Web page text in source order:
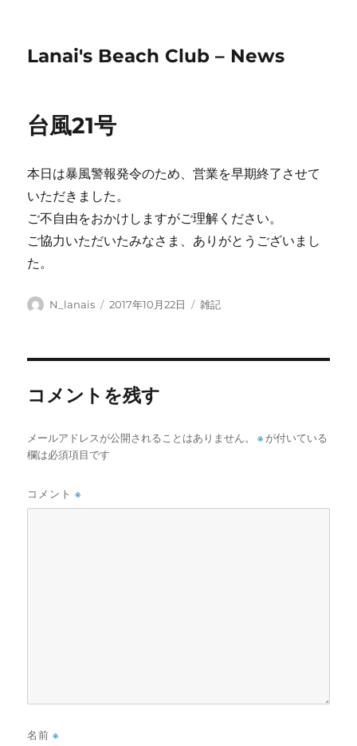
Lanai's Beach Club – News
台風21号
本日は暴風警報発令のため、営業を早期終了させて
いただきました。
ご不自由をおかけしますがご理解ください。
ご協力いただいたみなさま、ありがとうございまし
た。
投
N_lanais
投
2017年10月22日
カ
雑記
コメントを残す
メールアドレスが公開されることはありません。 ※ が付いている
欄は必須項目です
コメント※
名前※